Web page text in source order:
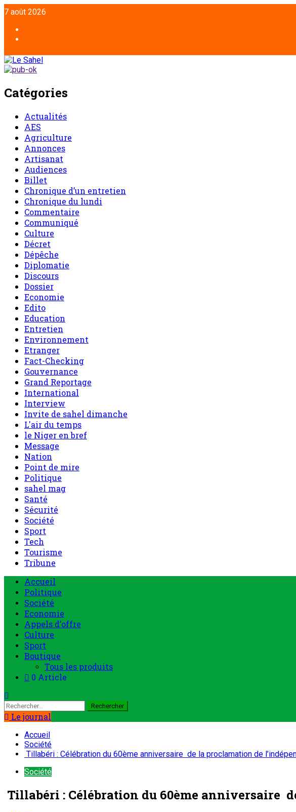
7 août 2026
Catégories
Actualités
AES
Agriculture
Annonces
Artisanat
Audiences
Billet
Chronique d’un entretien
Chronique du lundi
Commentaire
Communiqué
Culture
Décret
Dépêche
Diplomatie
Discours
Dossier
Economie
Edito
Education
Entretien
Environnement
Etranger
Fact-Checking
Gouvernance
Grand Reportage
International
Interview
Invite de sahel dimanche
L'air du temps
le Niger en bref
Message
Nation
Point de mire
Politique
sahel mag
Santé
Sécurité
Société
Sport
Tech
Tourisme
Tribune
Accueil
Politique
Société
Economie
Appels d’offre
Culture
Sport
Boutique
Tous les produits
0 Article
Le journal
Accueil
Société
Tillabéri : Célébration du 60ème anniversaire de la proclamation de
Société
Tillabéri : Célébration du 60ème anniversaire